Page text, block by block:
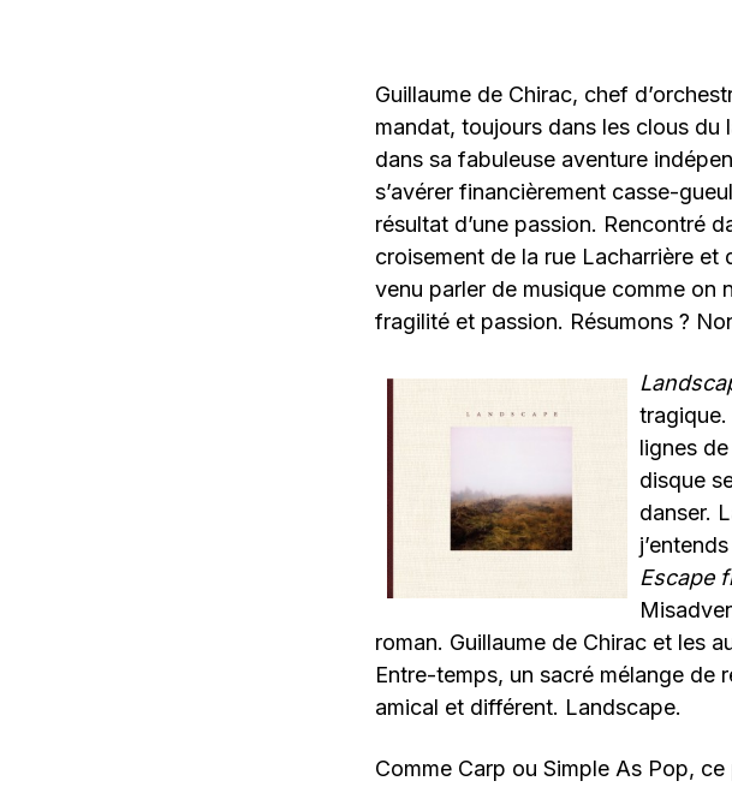
Guillaume de Chirac, chef
mandat, toujours dans les clous
dans sa fabuleuse aventure
s’avérer financièrement casse-
résultat d’une passion. Rencontré
croisement de la rue Lacharrière
venu parler de musique comme on
fragilité et passion. Résumons ?
lignes
disque
danser.
Escape
roman. Guillaume de Chirac et les
Entre-temps, un sacré mélange de
amical et différent. Landscape.
Comme Carp ou Simple As Pop,